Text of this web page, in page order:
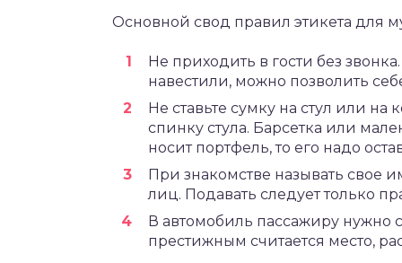
Основной свод правил этикета для
Не приходить в гости без
навестили, можно позволить
Не ставьте сумку на стул или
спинку стула. Барсетка или
носит портфель, то его надо
При знакомстве называть свое
лиц. Подавать следует только
В автомобиль пассажиру нужно
престижным считается место,